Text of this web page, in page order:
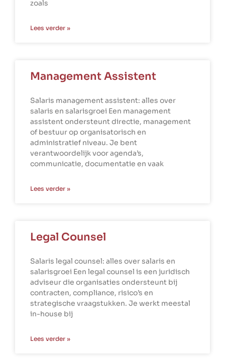
zoals
Lees verder »
Management Assistent
Salaris management assistent: alles over
salaris en salarisgroei Een management
assistent ondersteunt directie, management
of bestuur op organisatorisch en
administratief niveau. Je bent
verantwoordelijk voor agenda’s,
communicatie, documentatie en vaak
Lees verder »
Legal Counsel
Salaris legal counsel: alles over salaris en
salarisgroei Een legal counsel is een juridisch
adviseur die organisaties ondersteunt bij
contracten, compliance, risico’s en
strategische vraagstukken. Je werkt meestal
in-house bij
Lees verder »